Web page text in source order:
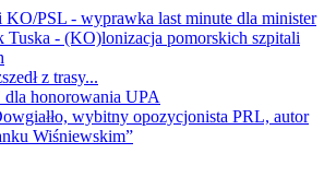
PSL - wyprawka last minute dla minister
Tuska - (KO)lonizacja pomorskich szpitali
z trasy...
honorowania UPA
wybitny opozycjonista PRL, autor
Wiśniewskim”